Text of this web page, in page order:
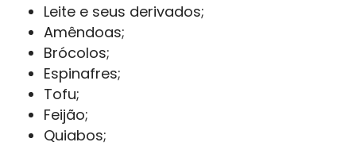
Leite e seus derivados;
Amêndoas;
Brócolos;
Espinafres;
Tofu;
Feijão;
Quiabos;